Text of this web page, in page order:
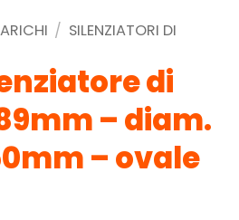
/ SILENZIATORI DI
di
– diam.
– ovale